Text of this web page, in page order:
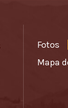
Fotos
Mapa